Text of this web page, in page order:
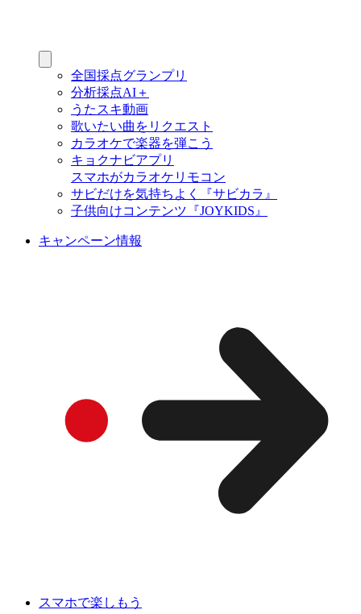
全国採点グランプリ
分析採点AI＋
うたスキ動画
歌いたい曲をリクエスト
カラオケで楽器を弾こう
キョクナビアプリ
スマホがカラオケリモコン
サビだけを気持ちよく『サビカラ』
子供向けコンテンツ『JOYKIDS』
キャンペーン情報
スマホで楽しもう